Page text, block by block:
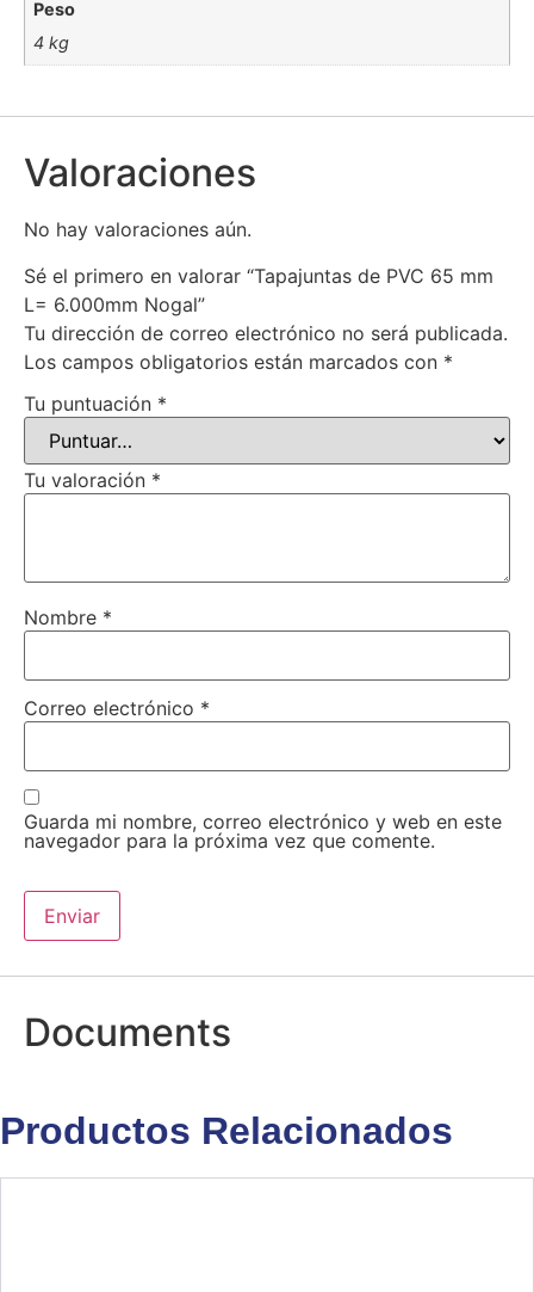
Peso
4 kg
Valoraciones
No hay valoraciones aún.
Sé el primero en valorar “Tapajuntas de PVC 65 mm
L= 6.000mm Nogal”
Tu dirección de correo electrónico no será publicada.
Los campos obligatorios están marcados con *
Tu puntuación *
Tu valoración *
Nombre *
Correo electrónico *
Guarda mi nombre, correo electrónico y web en este
navegador para la próxima vez que comente.
Documents
Productos Relacionados